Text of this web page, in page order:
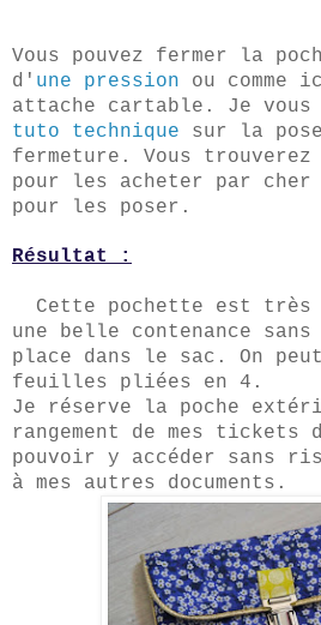
Vous pouvez fermer la
d' une pression ou comme
attache cartable. Je
tuto technique sur la
fermeture. Vous trouverez
pour les acheter par cher
pour les poser.
Résultat :
Cette pochette est très
une belle contenance
place dans le sac. On
feuilles pliées en 4.
Je réserve la poche
rangement de mes tickets
pouvoir y accéder sans
à mes autres documents.